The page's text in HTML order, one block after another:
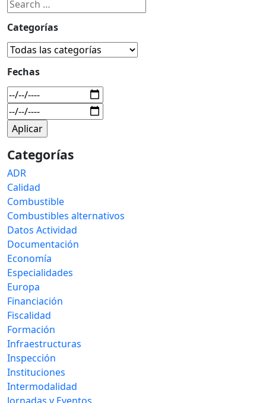
Categorías
Fechas
Categorías
ADR
Calidad
Combustible
Combustibles alternativos
Datos Actividad
Documentación
Economía
Especialidades
Europa
Financiación
Fiscalidad
Formación
Infraestructuras
Inspección
Instituciones
Intermodalidad